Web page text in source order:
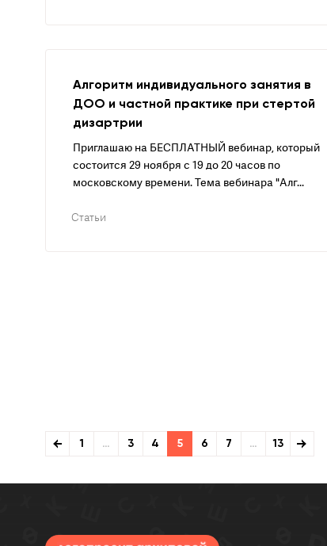
Алгоритм индивидуального занятия в
ДОО и частной практике при стертой
дизартрии
Приглашаю на БЕСПЛАТНЫЙ вебинар, который
состоится 29 ноября с 19 до 20 часов по
московскому времени. Тема вебинара "Алг...
Статьи
1 … 3 4 5 6 7 … 13